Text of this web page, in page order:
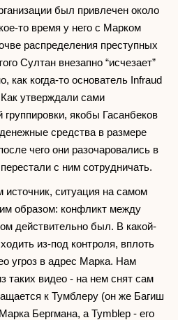
был привлечен около
то время у него с Марком
распределения преступных
Султан внезапно “исчезает”
как когда-то основатель Infraud
утверждали сами
группировки, якобы Гасанбеков
средства в размере
чего они разочаровались в
с ним сотрудничать.
ситуация на самом
образом: конфликт между
действительно был. В какой-
из-под контроля, вплоть
угроз в адрес Марка. Нам
таких видео - на нем снят сам
к Тумблеру (он же Багиш
Бергмана, а Tymblep - его